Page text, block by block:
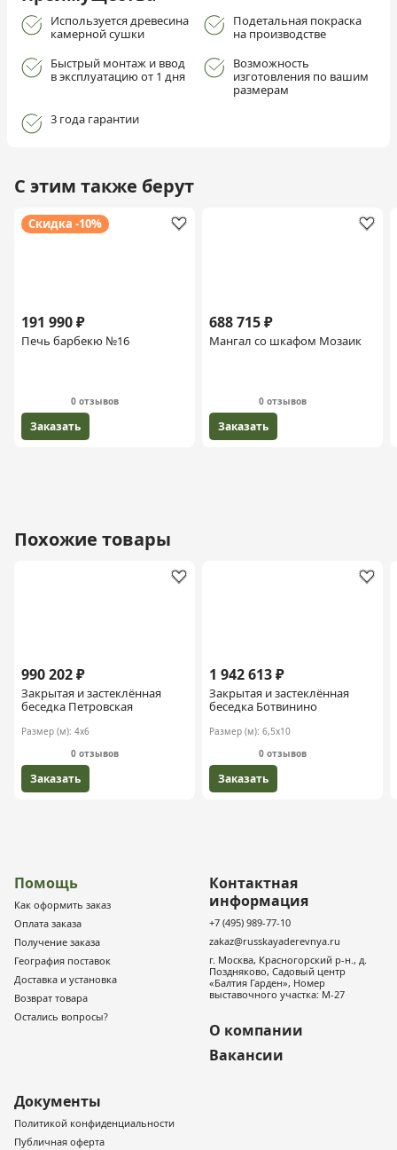
Используется древесина
камерной сушки
Подетальная покраска
на производстве
Быстрый монтаж и ввод
в эксплуатацию от 1 дня
Возможность
изготовления по вашим
размерам
3 года гарантии
С этим также берут
Скидка -10%
191 990 ₽
Печь барбекю №16
0 отзывов
Заказать
688 715 ₽
Мангал со шкафом Мозаик
0 отзывов
Заказать
Похожие товары
990 202 ₽
Закрытая и застеклённая
беседка Петровская
Размер (м): 4х6
0 отзывов
Заказать
1 942 613 ₽
Закрытая и застеклённая
беседка Ботвинино
Размер (м): 6,5х10
0 отзывов
Заказать
Помощь
Как оформить заказ
Оплата заказа
Получение заказа
География поставок
Доставка и установка
Возврат товара
Остались вопросы?
Контактная
информация
+7 (495) 989-77-10
zakaz@russkayaderevnya.ru
г. Москва, Красногорский р-н., д.
Поздняково, Садовый центр
«Балтия Гарден», Номер
выставочного участка: М-27
О компании
Вакансии
Документы
Политикой конфиденциальности
Публичная оферта